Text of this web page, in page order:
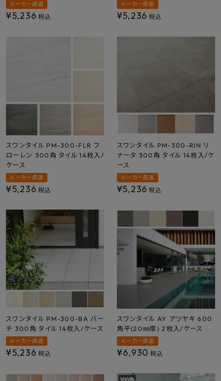
メーカー直送
¥5,236 税込
メーカー直送
¥5,236 税込
スワンタイル PM-300-FLR フ
ローレン 300角 タイル 14枚入/
ケース
メーカー直送
¥5,236 税込
スワンタイル PM-300-RIN リ
ナータ 300角 タイル 14枚入/ケ
ース
メーカー直送
¥5,236 税込
スワンタイル PM-300-BA バー
チ 300角 タイル 14枚入/ケース
メーカー直送
¥5,236 税込
スワンタイル AY アツヤキ 600
角平(20㎜厚) 2枚入/ケース
メーカー直送
¥6,930 税込